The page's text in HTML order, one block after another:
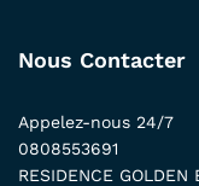
Nous Contacter
Appelez-nous 24/7
0808553691
RESIDENCE GOLDEN